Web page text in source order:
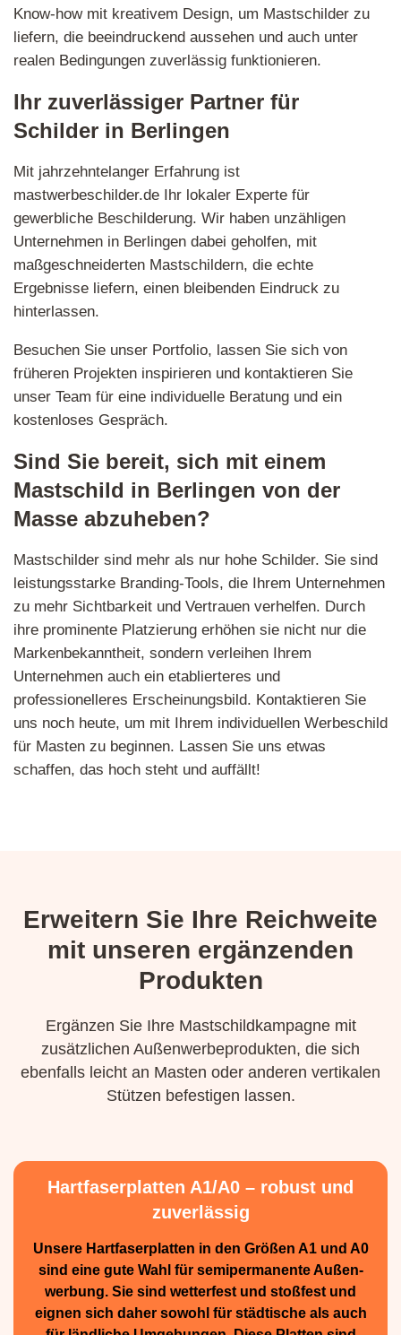
Know-how mit kreativem Design, um Mastschilder zu
liefern, die beeindruckend aussehen und auch unter
realen Bedingungen zuverlässig funktionieren.
Ihr zuverlässiger Partner für
Schilder in Berlingen
Mit jahrzehntelanger Erfahrung ist
mastwerbeschilder.de Ihr lokaler Experte für
gewerbliche Beschilderung. Wir haben unzähligen
Unternehmen in Berlingen dabei geholfen, mit
maßgeschneiderten Mastschildern, die echte
Ergebnisse liefern, einen bleibenden Eindruck zu
hinterlassen.
Besuchen Sie unser Portfolio, lassen Sie sich von
früheren Projekten inspirieren und kontaktieren Sie
unser Team für eine individuelle Beratung und ein
kostenloses Gespräch.
Sind Sie bereit, sich mit einem
Mastschild in Berlingen von der
Masse abzuheben?
Mastschilder sind mehr als nur hohe Schilder. Sie sind
leistungsstarke Branding-Tools, die Ihrem Unternehmen
zu mehr Sichtbarkeit und Vertrauen verhelfen. Durch
ihre prominente Platzierung erhöhen sie nicht nur die
Markenbekanntheit, sondern verleihen Ihrem
Unternehmen auch ein etablierteres und
professionelleres Erscheinungsbild. Kontaktieren Sie
uns noch heute, um mit Ihrem individuellen Werbeschild
für Masten zu beginnen. Lassen Sie uns etwas
schaffen, das hoch steht und auffällt!
Erweitern Sie Ihre Reichweite
mit unseren ergänzenden
Produkten
Ergänzen Sie Ihre Mastschildkampagne mit
zusätzlichen Außenwerbeprodukten, die sich
ebenfalls leicht an Masten oder anderen vertikalen
Stützen befestigen lassen.
Hartfaserplatten A1/A0 – robust und
zuverlässig
Unsere Hartfaserplatten in den Größen A1 und A0
sind eine gute Wahl für semiperma­nente Außen­
werbung. Sie sind wetterfest und stoßfest und
eignen sich daher sowohl für städtische als auch